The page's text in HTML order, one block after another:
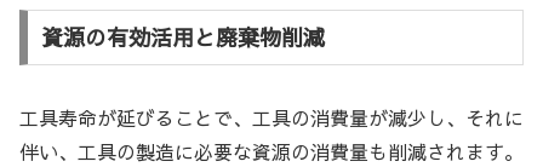
資源の有効活用と廃棄物削減
工具寿命が延びることで、工具の消費量が減少し、それに
伴い、工具の製造に必要な資源の消費量も削減されます。